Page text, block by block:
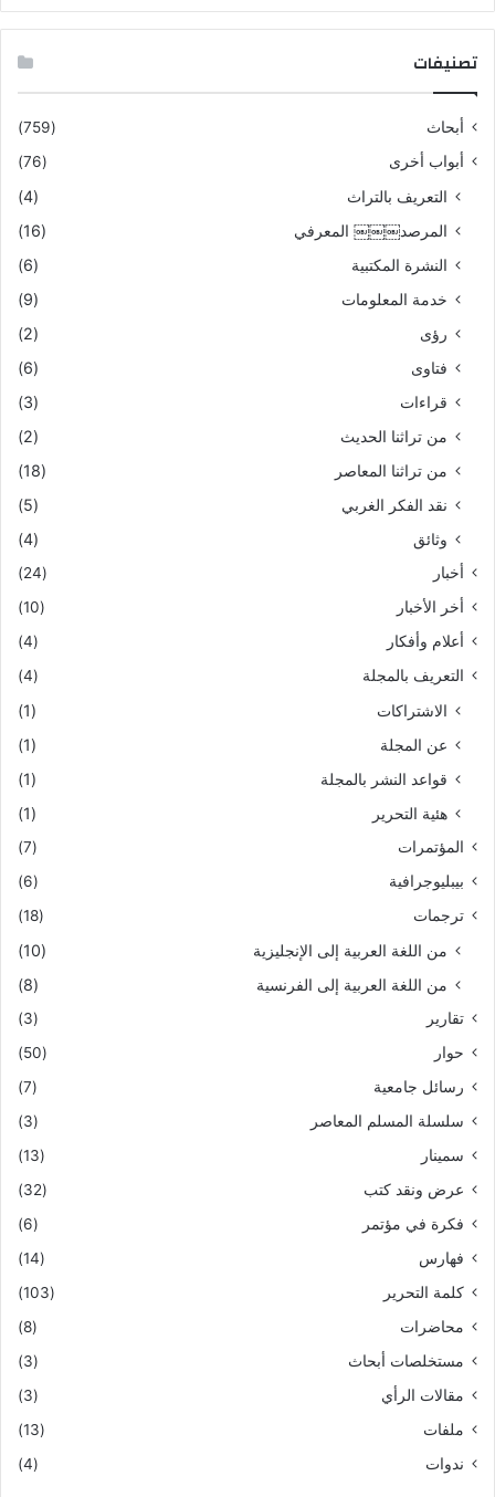
تصنيفات
أبحاث
(759)
أبواب أخرى
(76)
التعريف بالتراث
(4)
المرصد￼￼￼ المعرفي
(16)
النشرة المكتبية
(6)
خدمة المعلومات
(9)
رؤى
(2)
فتاوى
(6)
قراءات
(3)
من تراثنا الحديث
(2)
من تراثنا المعاصر
(18)
نقد الفكر الغربي
(5)
وثائق
(4)
أخبار
(24)
أخر الأخبار
(10)
أعلام وأفكار
(4)
التعريف بالمجلة
(4)
الاشتراكات
(1)
عن المجلة
(1)
قواعد النشر بالمجلة
(1)
هئية التحرير
(1)
المؤتمرات
(7)
بيبليوجرافية
(6)
ترجمات
(18)
من اللغة العربية إلى الإنجليزية
(10)
من اللغة العربية إلى الفرنسية
(8)
تقارير
(3)
حوار
(50)
رسائل جامعية
(7)
سلسلة المسلم المعاصر
(3)
سمينار
(13)
عرض ونقد كتب
(32)
فكرة في مؤتمر
(6)
فهارس
(14)
كلمة التحرير
(103)
محاضرات
(8)
مستخلصات أبحاث
(3)
مقالات الرأي
(3)
ملفات
(13)
ندوات
(4)